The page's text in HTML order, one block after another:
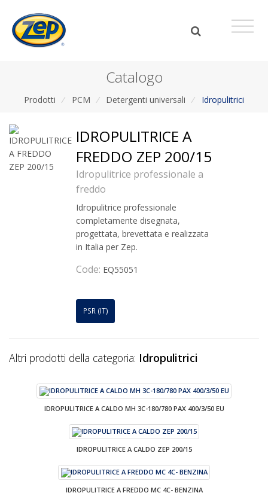
Catalogo
Prodotti / PCM / Detergenti universali / Idropulitrici
IDROPULITRICE A
FREDDO ZEP 200/15
Idropulitrice professionale a
freddo
Idropulitrice professionale
completamente disegnata,
progettata, brevettata e realizzata
in Italia per Zep.
Code: EQ55051
PSR (IT)
Altri prodotti della categoria: Idropulitrici
IDROPULITRICE A CALDO MH 3C-180/780 PAX 400/3/50 EU
IDROPULITRICE A CALDO ZEP 200/15
IDROPULITRICE A FREDDO MC 4C- BENZINA